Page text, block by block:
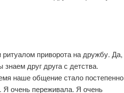
приворота на дружбу. Да,
друг друга с детства.
наше общение стало постепенно
Я очень переживала. Я очень